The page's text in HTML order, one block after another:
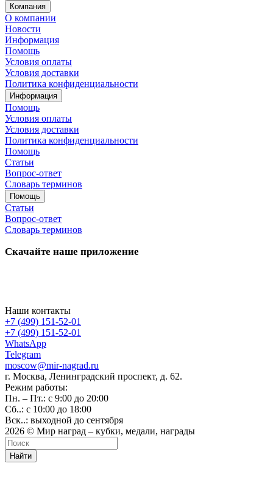
Компания
О компании
Новости
Информация
Помощь
Условия оплаты
Условия доставки
Политика конфиденциальности
Информация
Помощь
Условия оплаты
Условия доставки
Политика конфиденциальности
Помощь
Статьи
Вопрос-ответ
Словарь терминов
Помощь
Статьи
Вопрос-ответ
Словарь терминов
Скачайте наше приложение
Наши контакты
+7 (499) 151-52-01
+7 (499) 151-52-01
WhatsApp
Telegram
moscow@mir-nagrad.ru
г. Москва, Ленинградский проспект, д. 62.
Режим работы:
Пн. – Пт.: с 9:00 до 20:00
Сб..: с 10:00 до 18:00
Вск..: выходной до сентября
2026 © Мир наград – кубки, медали, награды
Найти